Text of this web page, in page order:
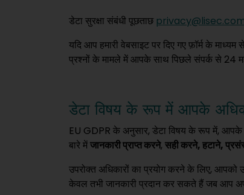
डेटा सुरक्षा संबंधी पूछताछ
यदि आप हमारी वेबसाइट पर दिए गए फ़ॉर्म के
प्रश्नों के मामले में आपके साथ पिछले संपर्क से 24
डेटा विषय के रूप में आपके
EU GDPR के अनुसार, डेटा विषय के रूप में, आपके
बारे मेंजानकारी प्राप्त करने, सही करने, हटाने,
उपरोक्त अधिकारों का प्रयोग करने के लिए, आपको
केवल तभी जानकारी प्रदान कर सकते हैं जब आप